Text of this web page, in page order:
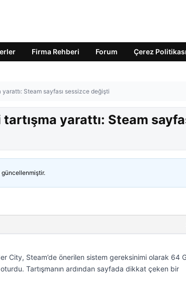
Firma Rehberi Forum Çerez Politikası
Steam sayfası sessizce değişti
yarattı: Steam
güncellenmiştir.
City, Steam’de önerilen sistem gereksinimi olarak 64
Tartışmanın ardından sayfada dikkat çeken bir